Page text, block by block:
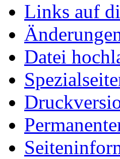
Links auf
Datei